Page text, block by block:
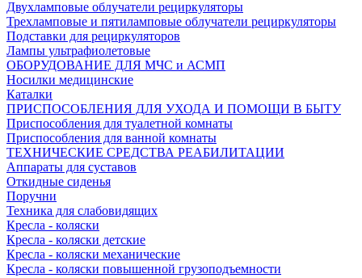
Двухламповые облучатели рециркуляторы
Трехламповые и пятиламповые облучатели рециркуляторы
Подставки для рециркуляторов
Лампы ультрафиолетовые
ОБОРУДОВАНИЕ ДЛЯ МЧС и АСМП
Носилки медицинские
Каталки
ПРИСПОСОБЛЕНИЯ ДЛЯ УХОДА И ПОМОЩИ В БЫТУ
Приспособления для туалетной комнаты
Приспособления для ванной комнаты
ТЕХНИЧЕСКИЕ СРЕДСТВА РЕАБИЛИТАЦИИ
Аппараты для суставов
Откидные сиденья
Поручни
Техника для слабовидящих
Кресла - коляски
Кресла - коляски детские
Кресла - коляски механические
Кресла - коляски повышенной грузоподъемности